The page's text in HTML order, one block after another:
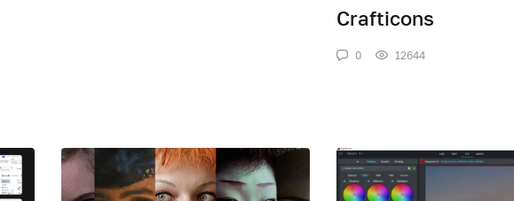
Crafticons
0 12644